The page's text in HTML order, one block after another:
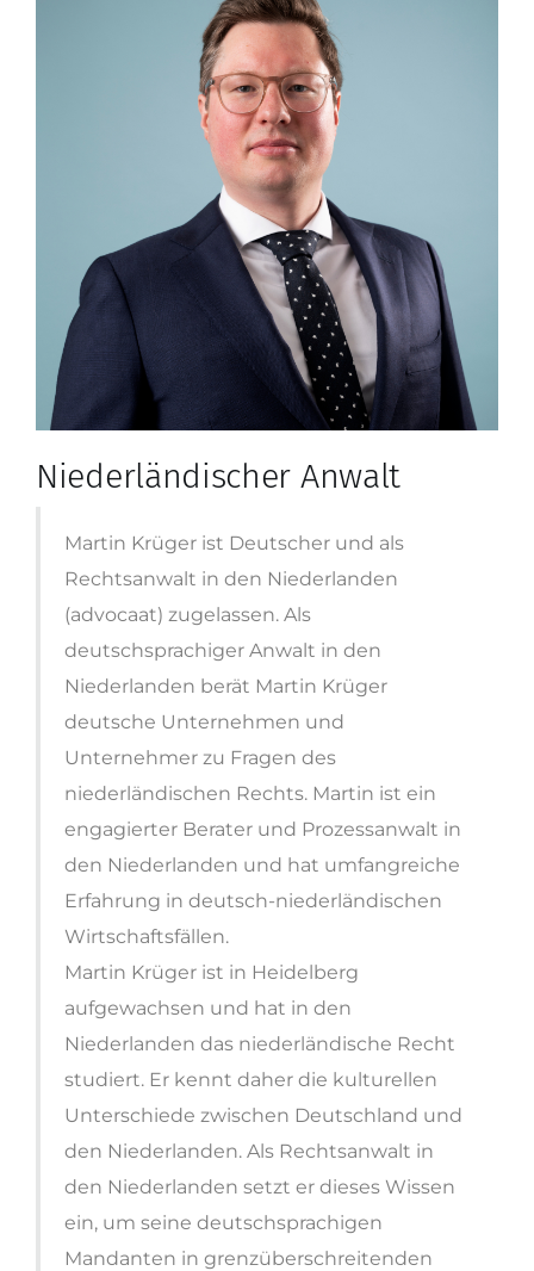
Niederländischer Anwalt
Martin Krüger ist Deutscher und als
Rechtsanwalt in den Niederlanden
(advocaat) zugelassen. Als
deutschsprachiger Anwalt in den
Niederlanden berät Martin Krüger
deutsche Unternehmen und
Unternehmer zu Fragen des
niederländischen Rechts. Martin ist ein
engagierter Berater und Prozessanwalt in
den Niederlanden und hat umfangreiche
Erfahrung in deutsch-niederländischen
Wirtschaftsfällen.
Martin Krüger ist in Heidelberg
aufgewachsen und hat in den
Niederlanden das niederländische Recht
studiert. Er kennt daher die kulturellen
Unterschiede zwischen Deutschland und
den Niederlanden. Als Rechtsanwalt in
den Niederlanden setzt er dieses Wissen
ein, um seine deutschsprachigen
Mandanten in grenzüberschreitenden